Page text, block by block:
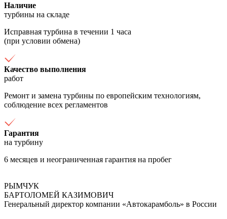
Наличие
турбины на складе
Исправная турбина в течении 1 часа
(при условии обмена)
Качество выполнения
работ
Ремонт и замена турбины по европейским технологиям,
соблюдение всех регламентов
Гарантия
на турбину
6 месяцев и неограниченная гарантия на пробег
РЫМЧУК
БАРТОЛОМЕЙ КАЗИМОВИЧ
Генеральный директор компании «Автокарамболь» в России